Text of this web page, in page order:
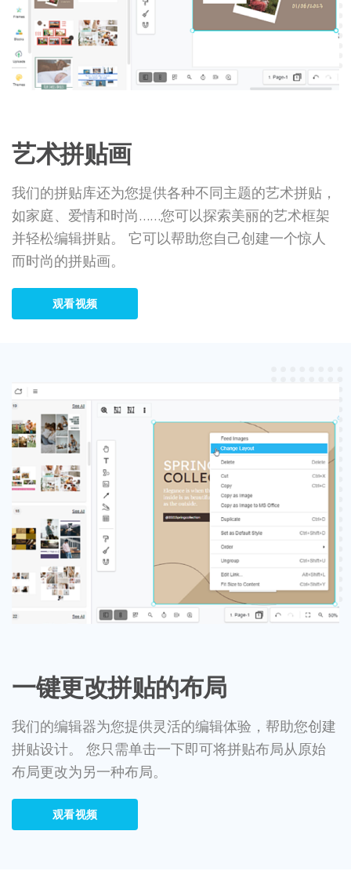
艺术拼贴画
我们的拼贴库还为您提供各种不同主题的艺术拼贴，
如家庭、爱情和时尚……您可以探索美丽的艺术框架
并轻松编辑拼贴。 它可以帮助您自己创建一个惊人
而时尚的拼贴画。
观看视频
一键更改拼贴的布局
我们的编辑器为您提供灵活的编辑体验，帮助您创建
拼贴设计。 您只需单击一下即可将拼贴布局从原始
布局更改为另一种布局。
观看视频